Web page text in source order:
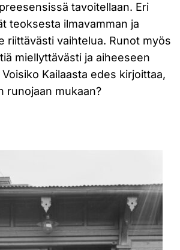
tavoitellaan. Eri
teoksesta ilmavamman ja
riittävästi vaihtelua. Runot myös
miellyttävästi ja aiheeseen
Kailaasta edes kirjoittaa,
runojaan mukaan?